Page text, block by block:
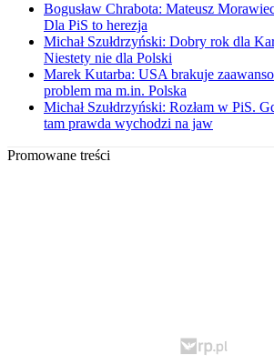
Bogusław Chrabota: Mateusz
Dla PiS to herezja
Michał Szułdrzyński: Dobry rok dla
Niestety nie dla Polski
Marek Kutarba: USA brakuje
problem ma m.in. Polska
Michał Szułdrzyński: Rozłam w PiS.
tam prawda wychodzi na jaw
Promowane treści